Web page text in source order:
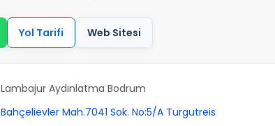
Yol Tarifi Web Sitesi
Lambajur Aydınlatma Bodrum
Bahçelievler Mah.7041 Sok. No:5/A Turgutreis